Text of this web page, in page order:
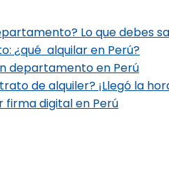
Lo que debes
¿qué alquilar en Perú?
departamento en Perú
de alquiler? ¡Llegó la
firma digital en Perú